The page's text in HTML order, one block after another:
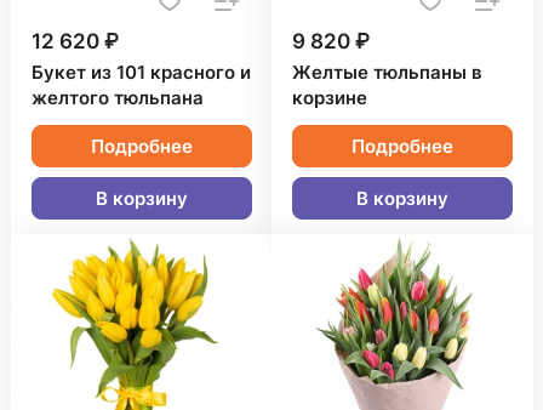
12 620 ₽
Букет из 101 красного и
желтого тюльпана
Подробнее
В корзину
9 820 ₽
Желтые тюльпаны в
корзине
Подробнее
В корзину